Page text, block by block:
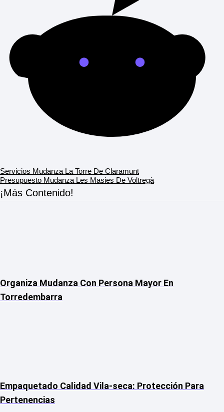
Servicios Mudanza La Torre De Claramunt
Presupuesto Mudanza Les Masies De Voltregà
¡Más Contenido!
Organiza Mudanza Con Persona Mayor En
Torredembarra
Empaquetado Calidad Vila-seca: Protección Para
Pertenencias